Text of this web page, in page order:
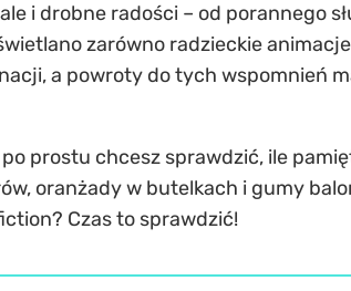
i drobne radości – od porannego
zarówno radzieckie
a powroty do tych wspomnień
prostu chcesz sprawdzić, ile
oranżady w butelkach i gumy
Czas to sprawdzić!